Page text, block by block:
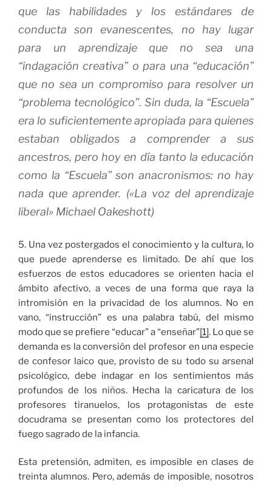
que las habilidades y los estándares de
conducta son evanescentes, no hay lugar
para un aprendizaje que no sea una
“indagación creativa” o para una “educación”
que no sea un compromiso para resolver un
“problema tecnológico”. Sin duda, la “Escuela”
era lo suficientemente apropiada para quienes
estaban obligados a comprender a sus
ancestros, pero hoy en día tanto la educación
como la “Escuela” son anacronismos: no hay
nada que aprender. («La voz del aprendizaje
liberal» Michael Oakeshott)
5. Una vez postergados el conocimiento y la cultura, lo
que puede aprenderse es limitado. De ahí que los
esfuerzos de estos educadores se orienten hacia el
ámbito afectivo, a veces de una forma que raya la
intromisión en la privacidad de los alumnos. No en
vano, “instrucción” es una palabra tabú, del mismo
modo que se prefiere “educar” a “enseñar”[1]. Lo que se
demanda es la conversión del profesor en una especie
de confesor laico que, provisto de su todo su arsenal
psicológico, debe indagar en los sentimientos más
profundos de los niños. Hecha la caricatura de los
profesores tiranuelos, los protagonistas de este
docudrama se presentan como los protectores del
fuego sagrado de la infancia.
Esta pretensión, admiten, es imposible en clases de
treinta alumnos. Pero, además de imposible, nosotros